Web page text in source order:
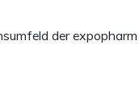
der